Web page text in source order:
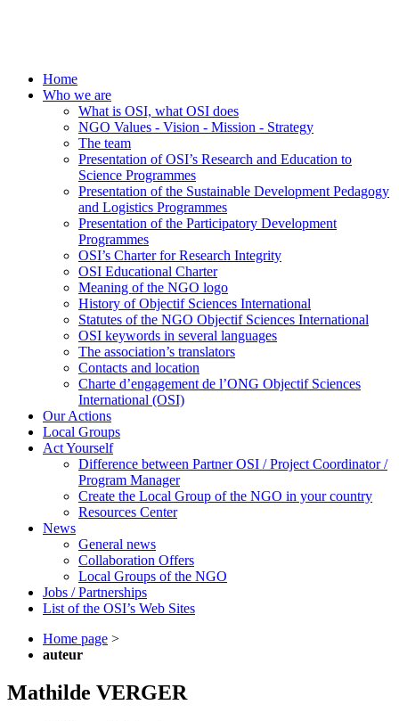
Home
Who we are
What is OSI, what OSI does
NGO Values - Vision - Mission - Strategy
The team
Presentation of OSI’s Research and Education to
Science Programmes
Presentation of the Sustainable Development Pedagogy
and Logistics Programmes
Presentation of the Participatory Development
Programmes
OSI’s Charter for Research Integrity
OSI Educational Charter
Meaning of the NGO logo
History of Objectif Sciences International
Statutes of the NGO Objectif Sciences International
OSI keywords in several languages
The association’s translators
Contacts and location
Charte d’engagement de l’ONG Objectif Sciences
International (OSI)
Our Actions
Local Groups
Act Yourself
Difference between Partner OSI / Project Coordinator /
Program Manager
Create the Local Group of the NGO in your country
Resources Center
News
General news
Collaboration Offers
Local Groups of the NGO
Jobs / Partnerships
List of the OSI’s Web Sites
Home page >
auteur
Mathilde VERGER